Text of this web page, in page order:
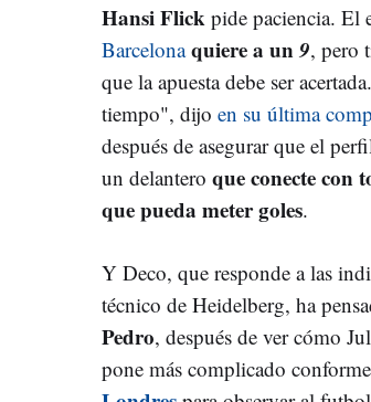
Hansi Flick pide paciencia. El
Barcelona quiere a un9, pero
que la apuesta debe ser
tiempo", dijo en su última
después de asegurar que el
un delantero que conecte con
que pueda meter goles.
Y Deco, que responde a las
técnico de Heidelberg, ha
Pedro, después de ver cómo
pone más complicado